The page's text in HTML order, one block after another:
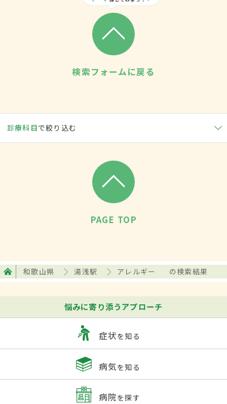
検索フォームに戻る
診療科目で絞り込む
PAGE TOP
和歌山県 湯浅駅 アレルギー の検索結果
悩みに寄り添うアプローチ
症状を知る
病気を知る
病院を探す